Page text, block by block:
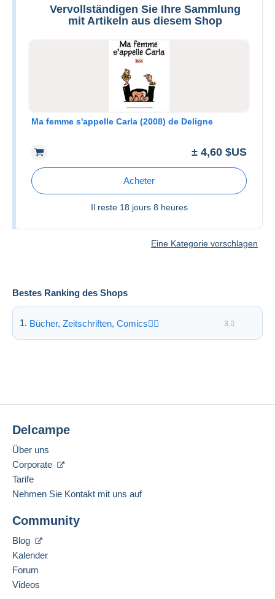
Bestes Ranking des Shops
Bücher, Zeitschriften, Comics 3.
Vervollständigen Sie Ihre Sammlung
mit Artikeln aus diesem Shop
Ma femme s'appelle Carla (2008) de Deligne
± 4,60 $US
Acheter
Il reste 18 jours 8 heures
Eine Kategorie vorschlagen
Delcampe
Über uns
Corporate
Tarife
Nehmen Sie Kontakt mit uns auf
Community
Blog
Kalender
Forum
Videos